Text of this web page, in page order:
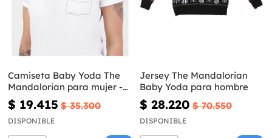
Camiseta Baby Yoda The
Mandalorian para mujer -
Star Wars
$ 19.415 $ 35.300
DISPONIBLE
Jersey The Mandalorian
Baby Yoda para hombre
$ 28.220 $ 70.550
DISPONIBLE